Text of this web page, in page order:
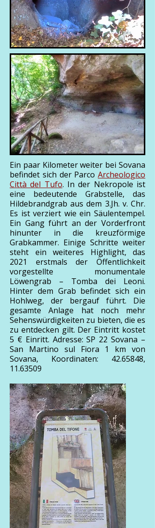
Ein paar Kilometer weiter bei Sovana
befindet sich der Parco Archeologico
Città del Tufo. In der Nekropole ist
eine bedeutende Grabstelle, das
Hildebrandgrab aus dem 3.Jh. v. Chr.
Es ist verziert wie ein Säulentempel.
Ein Gang führt an der Vorderfront
hinunter in die kreuzförmige
Grabkammer. Einige Schritte weiter
steht ein weiteres Highlight, das
2021 erstmals der Öffentlichkeit
vorgestellte monumentale
Löwengrab – Tomba dei Leoni.
Hinter dem Grab befindet sich ein
Hohlweg, der bergauf führt. Die
gesamte Anlage hat noch mehr
Sehenswürdigkeiten zu bieten, die es
zu entdecken gilt. Der Eintritt kostet
5 € Einritt. Adresse: SP 22 Sovana –
San Martino sul Fiora 1 km von
Sovana, Koordinaten: 42.65848,
11.63509